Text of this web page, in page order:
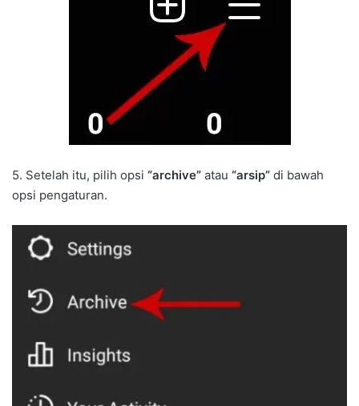
5. Setelah itu, pilih opsi “archive” atau “arsip” di bawah
opsi pengaturan.